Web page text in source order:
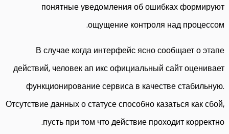
понятные уведомления об ошибках формируют
ощущение контроля над процессом.
В случае когда интерфейс ясно сообщает о этапе
действий, человек ап икс официальный сайт оценивает
функционирование сервиса в качестве стабильную.
Отсутствие данных о статусе способно казаться как сбой,
пусть при том что действие проходит корректно.